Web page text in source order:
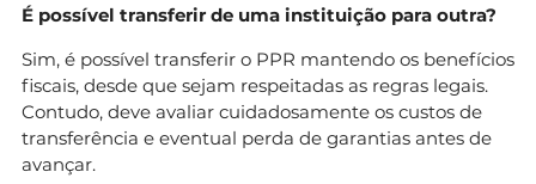
É possível transferir de uma instituição para outra?
Sim, é possível transferir o PPR mantendo os benefícios
fiscais, desde que sejam respeitadas as regras legais.
Contudo, deve avaliar cuidadosamente os custos de
transferência e eventual perda de garantias antes de
avançar.